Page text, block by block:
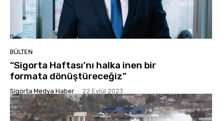
BÜLTEN
“Sigorta Haftası’nı halka inen bir
formata dönüştüreceğiz”
Sigorta Medya Haber - 22 Eylül 2023